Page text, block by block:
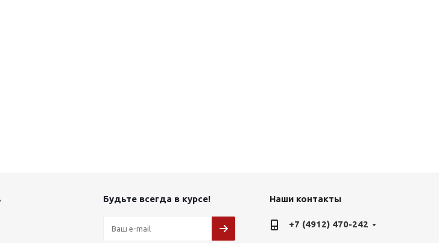
Будьте всегда в курсе! Наши контакты
+7 (4912) 470-242